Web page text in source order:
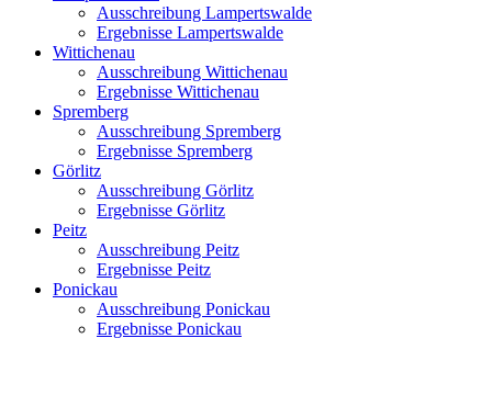
Ausschreibung Lampertswalde
Ergebnisse Lampertswalde
Wittichenau
Ausschreibung Wittichenau
Ergebnisse Wittichenau
Spremberg
Ausschreibung Spremberg
Ergebnisse Spremberg
Görlitz
Ausschreibung Görlitz
Ergebnisse Görlitz
Peitz
Ausschreibung Peitz
Ergebnisse Peitz
Ponickau
Ausschreibung Ponickau
Ergebnisse Ponickau